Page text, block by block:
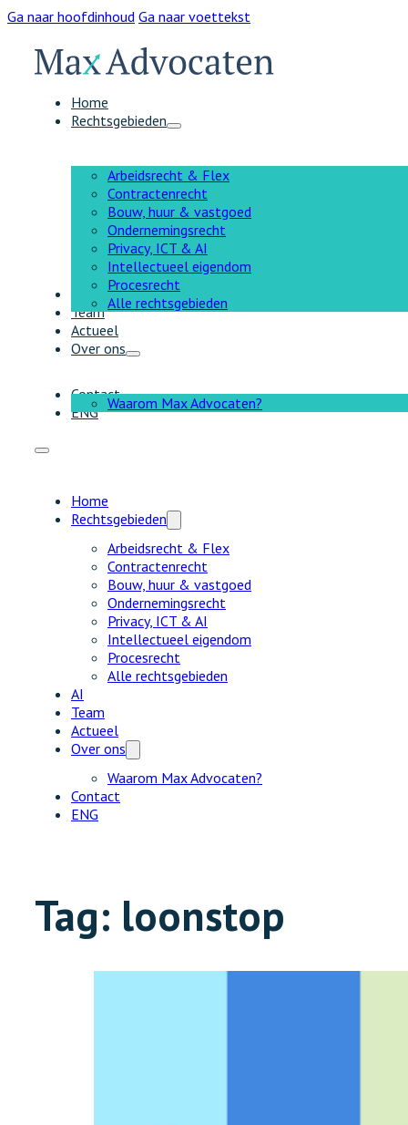
Ga naar hoofdinhoud Ga naar voettekst
Home
Rechtsgebieden
Arbeidsrecht & Flex
Contractenrecht
Bouw, huur & vastgoed
Ondernemingsrecht
Privacy, ICT & AI
Intellectueel eigendom
Procesrecht
Alle rechtsgebieden
Team
Actueel
Over ons
Waarom Max Advocaten?
Contact
ENG
Home
Rechtsgebieden
Arbeidsrecht & Flex
Contractenrecht
Bouw, huur & vastgoed
Ondernemingsrecht
Privacy, ICT & AI
Intellectueel eigendom
Procesrecht
Alle rechtsgebieden
AI
Team
Actueel
Over ons
Waarom Max Advocaten?
Contact
ENG
Tag: loonstop